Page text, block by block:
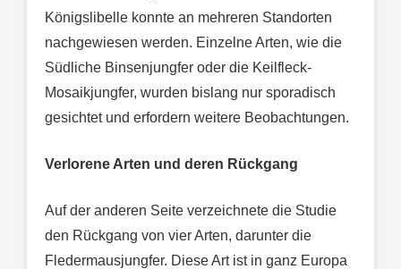
Königslibelle konnte an mehreren Standorten
nachgewiesen werden. Einzelne Arten, wie die
Südliche Binsenjungfer oder die Keilfleck-
Mosaikjungfer, wurden bislang nur sporadisch
gesichtet und erfordern weitere Beobachtungen.
Verlorene Arten und deren Rückgang
Auf der anderen Seite verzeichnete die Studie
den Rückgang von vier Arten, darunter die
Fledermausjungfer. Diese Art ist in ganz Europa